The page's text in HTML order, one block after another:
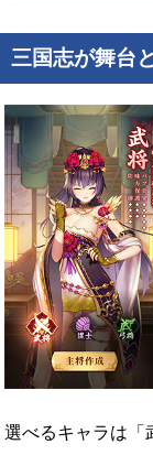
三国志が舞台
選べるキャラは「